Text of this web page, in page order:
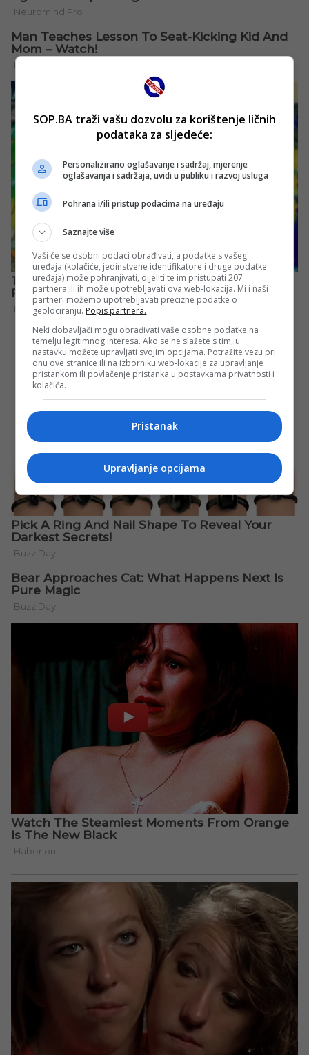
SOP.BA traži vašu dozvolu za korištenje ličnih
podataka za sljedeće:
Personalizirano oglašavanje i sadržaj, mjerenje
oglašavanja i sadržaja, uvidi u publiku i razvoj usluga
Pohrana i/ili pristup podacima na uređaju
Saznajte više
Vaši će se osobni podaci obrađivati, a podatke s vašeg
uređaja (kolačiće, jedinstvene identifikatore i druge podatke
uređaja) može pohranjivati, dijeliti te im pristupati 207
partnera ili ih može upotrebljavati ova web-lokacija. Mi i naši
partneri možemo upotrebljavati precizne podatke o
geolociranju. Popis partnera.
Neki dobavljači mogu obrađivati vaše osobne podatke na
temelju legitimnog interesa. Ako se ne slažete s tim, u
nastavku možete upravljati svojim opcijama. Potražite vezu pri
dnu ove stranice ili na izborniku web-lokacije za upravljanje
pristankom ili povlačenje pristanka u postavkama privatnosti i
kolačića.
Pristanak
Upravljanje opcijama